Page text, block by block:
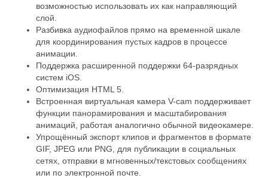
возможностью использовать их как направляющий
слой.
Разбивка аудиофайлов прямо на временной шкале
для координирования пустых кадров в процессе
анимации
Поддержка расширенной поддержки 64-разрядных
систем iOS
Оптимизация HTML 5.
Встроенная виртуальная камера V-сam поддерживает
функции панорамирования и масштабирования
анимаций, работая аналогично обычной видеокамере.
Упрощённый экспорт клипов и фрагментов в формате
GIF, JPEG или PNG, для публикации в социальных
сетях, отправки в мгновенных/текстовых сообщениях
или по электронной почте.